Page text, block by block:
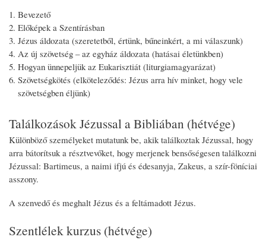
Bevezető
Előképek a Szentírásban
Jézus áldozata (szeretetből, értünk, bűneinkért, a mi válaszunk)
Az új szövetség – az egyház áldozata (hatásai életünkben)
Hogyan ünnepeljük az Eukarisztiát (liturgiamagyarázat)
Szövetségkötés (elköteleződés: Jézus arra hív minket, hogy vele
szövetségben éljünk)
Találkozások Jézussal a Bibliában (hétvége)
Különböző személyeket mutatunk be, akik találkoztak Jézussal, hogy
arra bátorítsuk a résztvevőket, hogy merjenek bensőségesen találkozni
Jézussal: Bartimeus, a naimi ifjú és édesanyja, Zakeus, a szír-föníciai
asszony.
A szenvedő és meghalt Jézus és a feltámadott Jézus.
Szentlélek kurzus (hétvége)